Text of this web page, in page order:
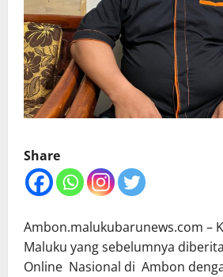
Share
Ambon.malukubarunews.com –
Maluku yang sebelumnya
Online Nasional di Ambon